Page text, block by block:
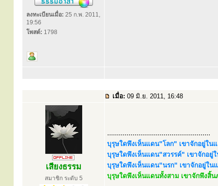
ลงทะเบียนเมื่อ: 25 ก.พ. 2011,
19:56
โพสต์: 1798
เมื่อ: 09 มิ.ย. 2011, 16:48
เสียงธรรม
สมาชิก ระดับ 5
.....................................................
บุรุษใดพึงเห็นแดน"โลก" เขาจักอยู่ใน
บุรุษใดพึงเห็นแดน"สวรรค์" เขาจักอยู่
บุรุษใดพึงเห็นแดน"นรก" เขาจักอยู่ใน
บุรุษใดพึงเห็นแดนทั้งสาม เขาจักพึงสิ้